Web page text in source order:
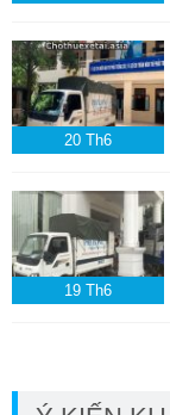
20 Th6
19 Th6